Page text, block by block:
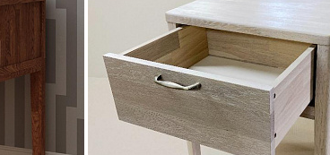
белья
белья
белья
и белья
и белья